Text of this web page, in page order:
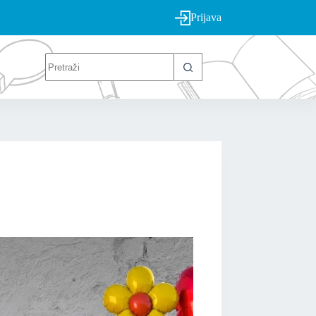
Prijava